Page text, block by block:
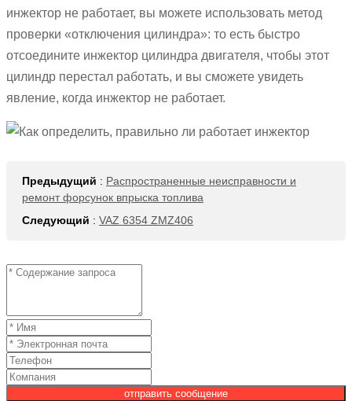
инжектор не работает, вы можете использовать метод
проверки «отключения цилиндра»: то есть быстро
отсоедините инжектор цилиндра двигателя, чтобы этот
цилиндр перестал работать, и вы сможете увидеть
явление, когда инжектор не работает.
Предыдущий : Распространенные неисправности и
ремонт форсунок впрыска топлива
Следующий : VAZ 6354 ZMZ406
отправить сообщение